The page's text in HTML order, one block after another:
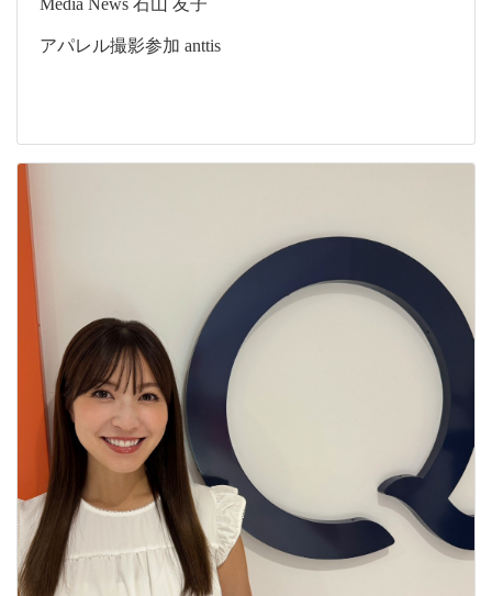
Media News 石山 友子
アパレル撮影参加 anttis